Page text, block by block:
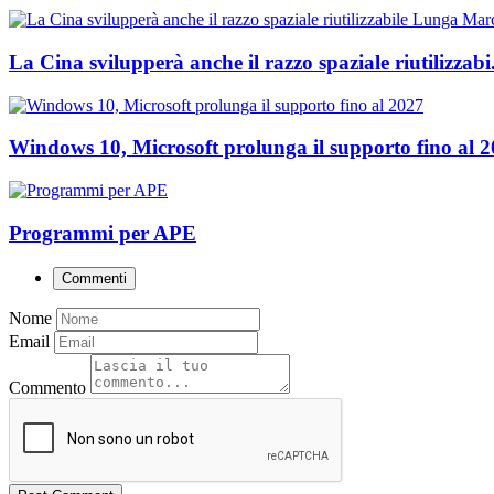
La Cina svilupperà anche il razzo spaziale
Windows 10, Microsoft prolunga il supporto fino al
Programmi per APE
Commenti
Nome
Email
Commento